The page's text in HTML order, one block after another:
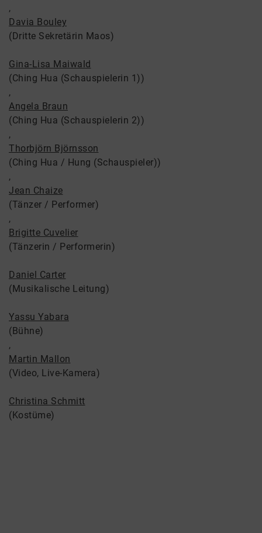
,
Davia Bouley
(Dritte Sekretärin Maos)
Gina-Lisa Maiwald
(Ching Hua (Schauspielerin 1))
,
Angela Braun
(Ching Hua (Schauspielerin 2))
,
Thorbjörn Björnsson
(Ching Hua / Hung (Schauspieler))
,
Jean Chaize
(Tänzer / Performer)
,
Brigitte Cuvelier
(Tänzerin / Performerin)
Daniel Carter
(Musikalische Leitung)
Yassu Yabara
(Bühne)
,
Martin Mallon
(Video, Live-Kamera)
Christina Schmitt
(Kostüme)